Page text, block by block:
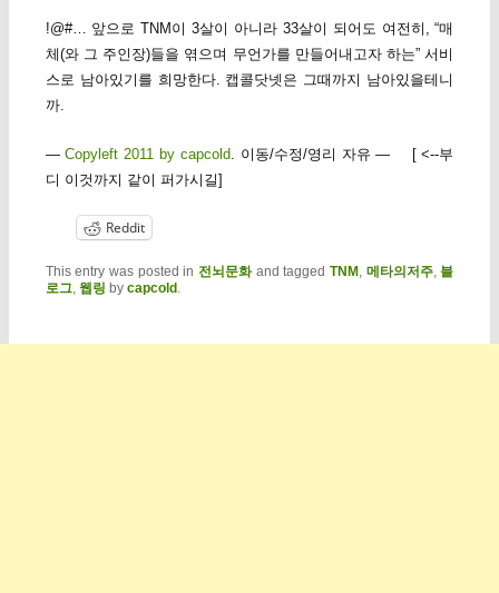
!@#… 앞으로 TNM이 3살이 아니라 33살이 되어도 여전히, “매
체(와 그 주인장)들을 엮으며 무언가를 만들어내고자 하는” 서비
스로 남아있기를 희망한다. 캡콜닷넷은 그때까지 남아있을테니
까.
—Copyleft 2011 by capcold . 이동/수정/영리 자유 — [ <--부
디 이것까지 같이 퍼가시길]
Reddit
This entry was posted in 전뇌문화and taggedTNM , 메타의저주, 블
로그, 웹링 by capcold .